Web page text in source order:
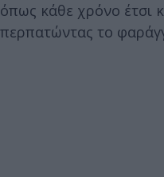
όπως κάθε χρόνο έτσι
περπατώντας το